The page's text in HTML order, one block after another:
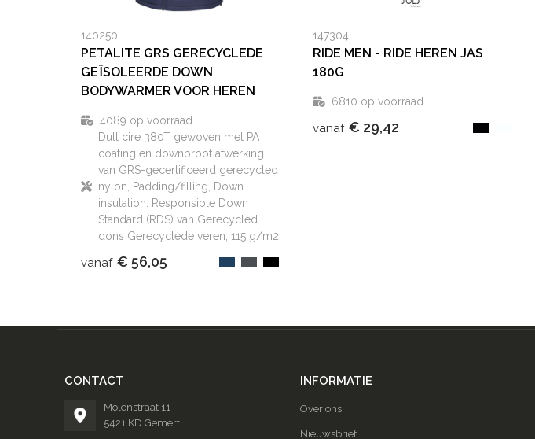
140250
PETALITE GRS GERECYCLEDE
GEÏSOLEERDE DOWN
BODYWARMER VOOR HEREN
4089 op voorraad
Dull cire 380T gewoven met PA
coating en downproof afwerking
van GRS-gecertificeerd gerecycled
nylon, Padding/filling, Down
insulation: Responsible Down
Standard (RDS) van Gerecycled
dons Gerecyclede veren, 115 g/m2
vanaf € 56,05
147304
RIDE MEN - RIDE HEREN JAS
180G
6810 op voorraad
vanaf € 29,42
CONTACT
Molenstraat 11
5421 KD Gemert
INFORMATIE
Over ons
Nieuwsbrief